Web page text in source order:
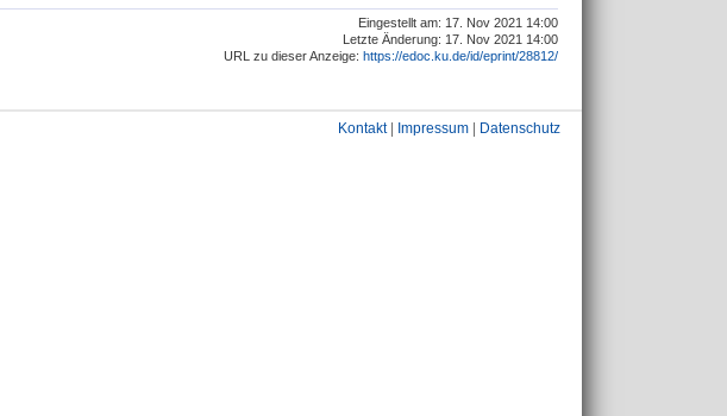
Eingestellt am: 17. Nov 2021 14:00
Letzte Änderung: 17. Nov 2021 14:00
URL zu dieser Anzeige: https://edoc.ku.de/id/eprint/28812/
Kontakt| Impressum Datenschutz